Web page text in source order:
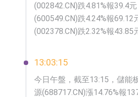
(002842.CN)跌4.81%報39.4
(600549.CN)跌4.24%報69.12
(002378.CN)跌2.32%報43.85
13:03:15
今日午盤，截至13:15，儲能
源(688717.CN)漲14.76%報